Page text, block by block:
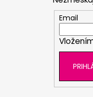
Email